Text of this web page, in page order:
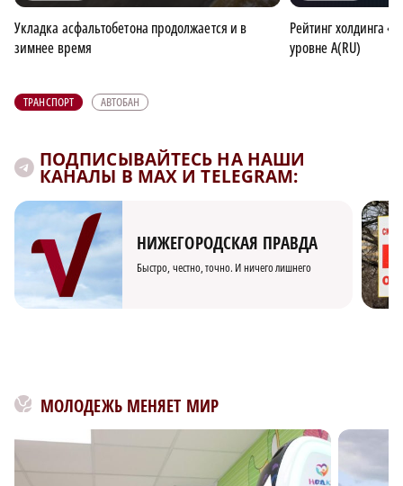
Укладка асфальтобетона продолжается и в
зимнее время
Рейтинг холдинга
уровне A(RU)
ТРАНСПОРТ АВТОБАН
ПОДПИСЫВАЙТЕСЬ НА НАШИ
КАНАЛЫ В MAX И TELEGRAM:
НИЖЕГОРОДСКАЯ ПРАВДА
Быстро, честно, точно. И ничего лишнего
МОЛОДЕЖЬ МЕНЯЕТ МИР